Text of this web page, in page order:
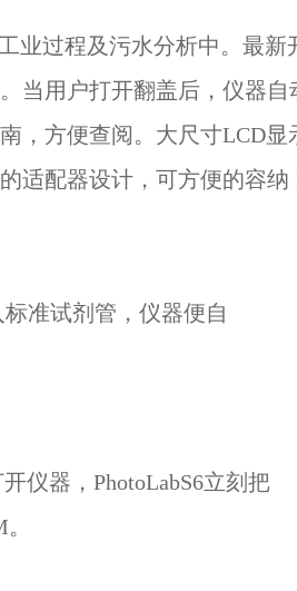
业过程及污水分析中。最新
当用户打开翻盖后，仪器自
，方便查阅。大尺寸LCD显
适配器设计，可方便的容纳
准试剂管，仪器便自
仪器，PhotoLabS6立刻把